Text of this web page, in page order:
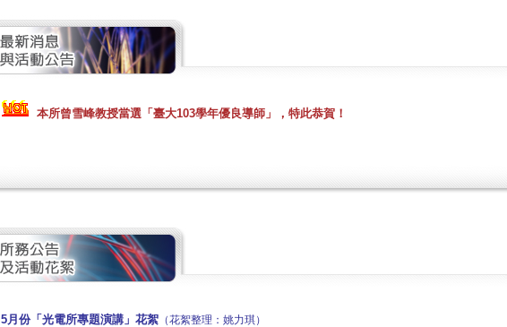
本所曾雪峰教授當選「臺大103學年優良導師」，特此恭賀！
5月份「光電所專題演講」花絮 （花絮整理：姚力琪）